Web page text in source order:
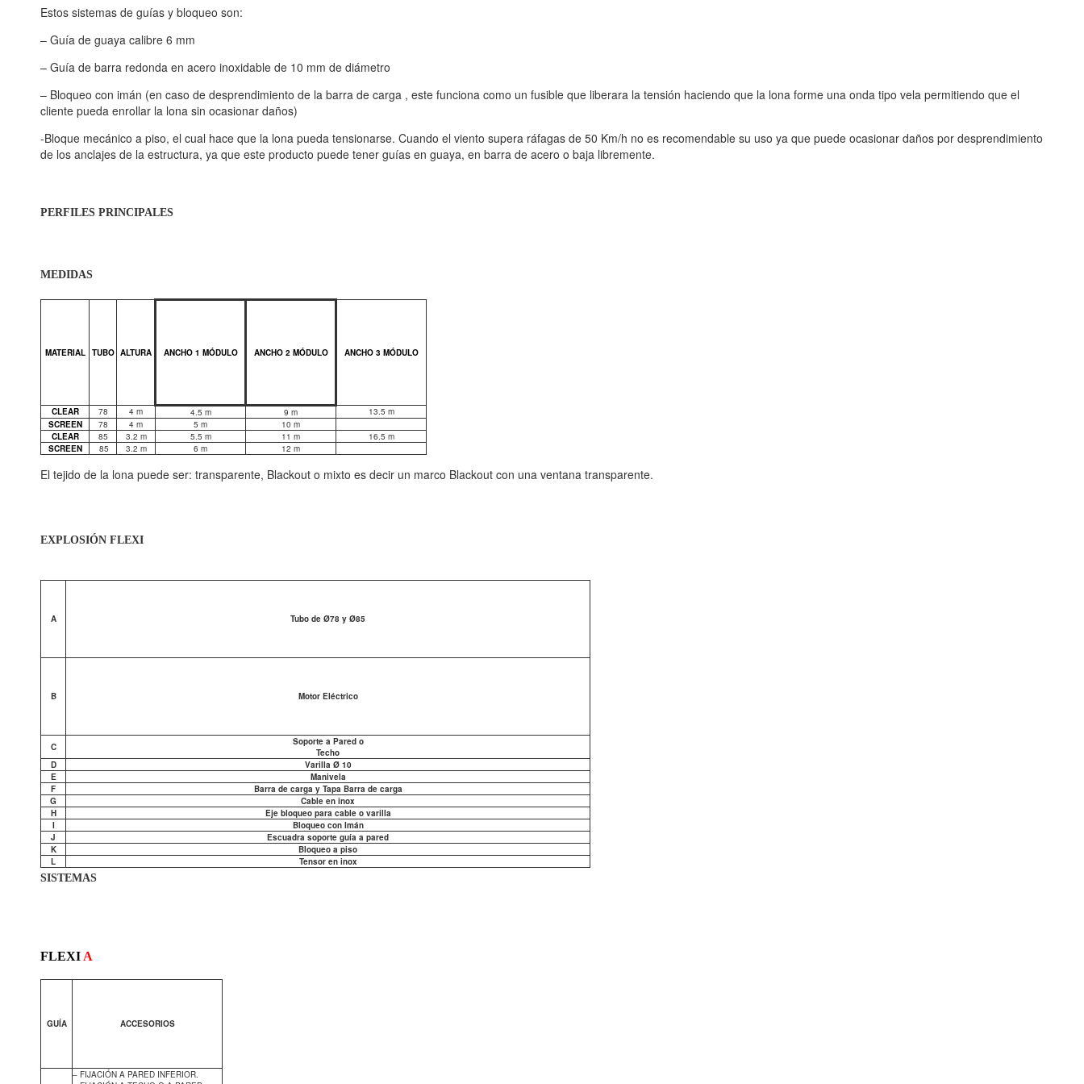
Estos sistemas de guías y bloqueo son:
– Guía de guaya calibre 6 mm
– Guía de barra redonda en acero inoxidable de 10 mm de diámetro
– Bloqueo con imán (en caso de desprendimiento de la barra de carga , este funciona como un fusible que liberara la tensión haciendo que la lona forme una onda tipo vela permitiendo que el
cliente pueda enrollar la lona sin ocasionar daños)
-Bloque mecánico a piso, el cual hace que la lona pueda tensionarse. Cuando el viento supera ráfagas de 50 Km/h no es recomendable su uso ya que puede ocasionar daños por desprendimiento
de los anclajes de la estructura, ya que este producto puede tener guías en guaya, en barra de acero o baja libremente.
PERFILES PRINCIPALES
MEDIDAS
MATERIAL TUBO ALTURA ANCHO 1 MÓDULO ANCHO 2 MÓDULO ANCHO 3 MÓDULO
CLEAR 78 4 m 4.5 m 9 m
13.5 m
SCREEN
78 4 m 5 m
10 m
CLEAR
85 3.2 m 5.5 m 11 m
16.5 m
SCREEN
85 3.2 m 6 m 12 m
El tejido de la lona puede ser: transparente, Blackout o mixto es decir un marco Blackout con una ventana transparente.
EXPLOSIÓN FLEXI
A Tubo de Ø78 y Ø85
B Motor Eléctrico
C
Soporte a Pared o
Techo
D
Varilla Ø 10
E
Manivela
F
Barra de carga y Tapa Barra de carga
G
Cable en inox
H
Eje bloqueo para cable o varilla
I
Bloqueo con Imán
J
Escuadra soporte guía a pared
K
Bloqueo a piso
L
Tensor en inox
SISTEMAS
FLEXIA
GUÍA ACCESORIOS
– FIJACIÓN A PARED INFERIOR.